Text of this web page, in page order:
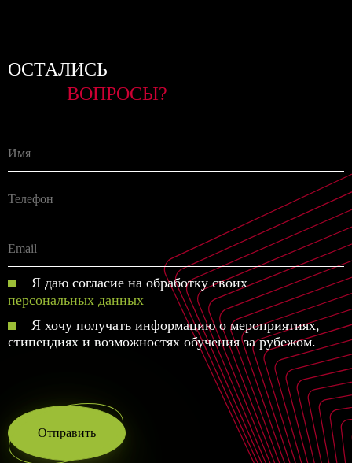
ОСТАЛИСЬ
ВОПРОСЫ?
Я даю согласие на обработку своих
персональных данных
Я хочу получать информацию о мероприятиях,
стипендиях и возможностях обучения за рубежом.
Отправить